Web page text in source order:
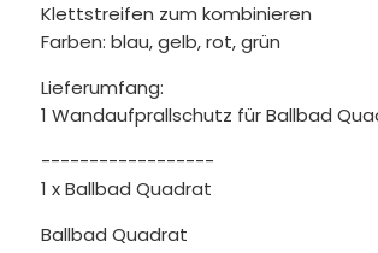
Klettstreifen zum kombinieren
Farben: blau, gelb, rot, grün
Lieferumfang:
1 Wandaufprallschutz für Ballbad
------------------
1 x Ballbad Quadrat
Ballbad Quadrat